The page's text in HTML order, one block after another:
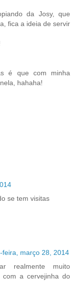
da Josy, que
fica a ideia de servir
é que com minha
hahaha!
se tem visitas
feira, março 28, 2014
realmente muito
com a cervejinha do